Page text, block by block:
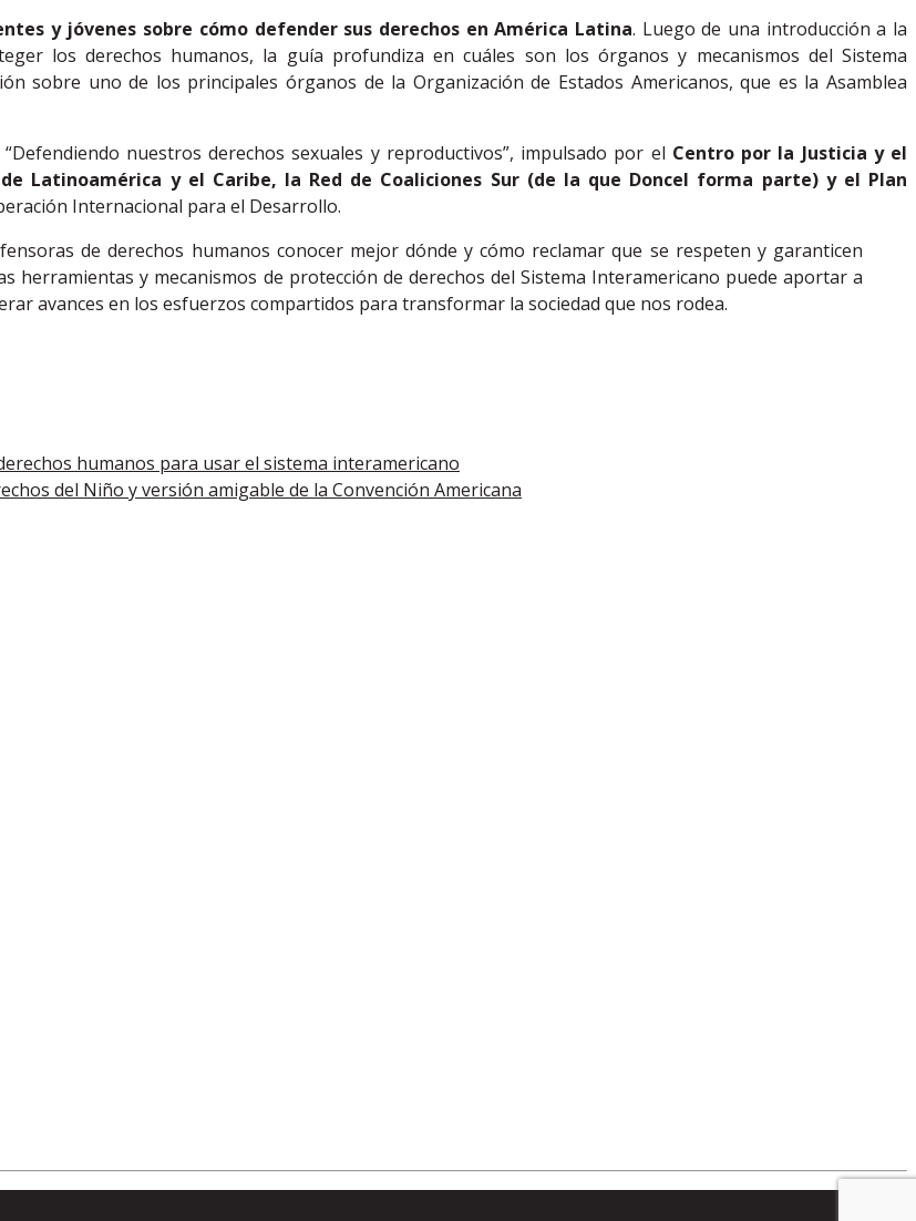
y jóvenes sobre cómo defender sus derechos en América Latina. Luego de una introducción a la
los derechos humanos, la guía profundiza en cuáles son los órganos y mecanismos del Sistema
sobre uno de los principales órganos de la Organización de Estados Americanos, que es la Asamblea
nuestros derechos sexuales y reproductivos”, impulsado por el Centro por la Justicia y el
Latinoamérica y el Caribe, la Red de Coaliciones Sur (de la que Doncel forma parte) y el Plan
Internacional para el Desarrollo.
de derechos humanos conocer mejor dónde y cómo reclamar que se respeten y garanticen
herramientas y mecanismos de protección de derechos del Sistema Interamericano puede aportar a
avances en los esfuerzos compartidos para transformar la sociedad que nos rodea.
humanos para usar el sistema interamericano
del Niño y versión amigable de la Convención Americana